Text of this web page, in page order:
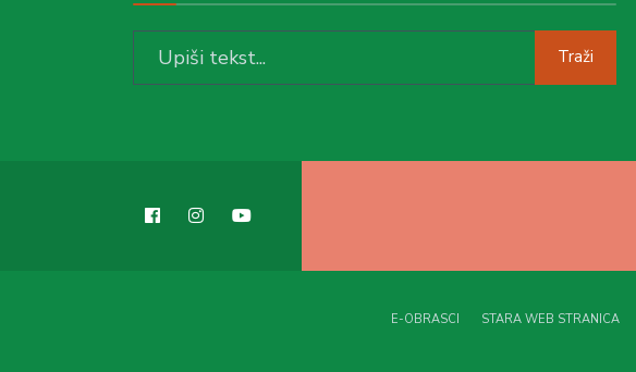
Traži
E-OBRASCI STARA WEB STRANICA